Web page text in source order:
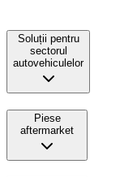
Soluții pentru
sectorul
autovehiculelor
Piese
aftermarket